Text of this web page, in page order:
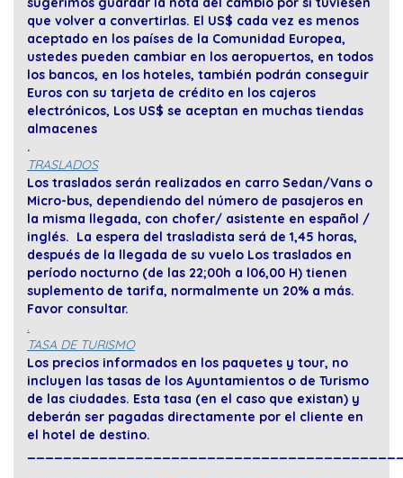
que volver a convertirlas. El US$ cada vez es menos
aceptado en los países de la Comunidad Europea,
ustedes pueden cambiar en los aeropuertos, en todos
los bancos, en los hoteles, también podrán conseguir
Euros con su tarjeta de crédito en los cajeros
electrónicos, Los US$ se aceptan en muchas tiendas
almacenes
.
TRASLADOS
Los traslados serán realizados en carro Sedan/Vans o
Micro-bus, dependiendo del número de pasajeros en
la misma llegada, con chofer/ asistente en español /
inglés. La espera del trasladista será de 1,45 horas,
después de la llegada de su vuelo Los traslados en
período nocturno (de las 22;00h a l06,00 H) tienen
suplemento de tarifa, normalmente un 20% a más.
Favor consultar.
.
TASA DE TURISMO
Los precios informados en los paquetes y tour, no
incluyen las tasas de los Ayuntamientos o de Turismo
de las ciudades. Esta tasa (en el caso que existan) y
deberán ser pagadas directamente por el cliente en
el hotel de destino.